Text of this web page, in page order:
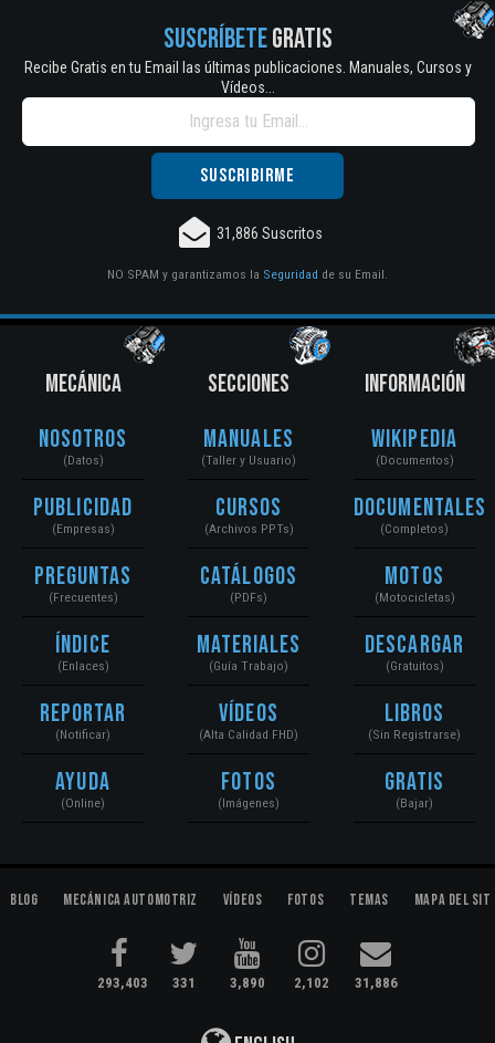
SUSCRÍBETEGRATIS
Recibe Gratis en tu Email las últimas publicaciones. Manuales, Cursos y
Vídeos...
31,886 Suscritos
NO SPAM y garantizamos la Seguridad de su Email.
MECÁNICA
Nosotros
(Datos)
Publicidad
(Empresas)
Preguntas
(Frecuentes)
Índice
(Enlaces)
Reportar
(Notificar)
Ayuda
(Online)
SECCIONES
Manuales
(Taller y Usuario)
Cursos
(Archivos PPTs)
Catálogos
(PDFs)
Materiales
(Guía Trabajo)
Vídeos
(Alta Calidad FHD)
Fotos
(Imágenes)
INFORMACIÓN
Wikipedia
(Documentos)
Documentales
(Completos)
Motos
(Motocicletas)
Descargar
(Gratuitos)
Libros
(Sin Registrarse)
Gratis
(Bajar)
Blog Mecánica Automotriz Vídeos Fotos Temas Mapa del
293,403 331 3,890 2,102 31,886